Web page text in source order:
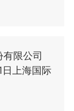
限公司
日上海国际